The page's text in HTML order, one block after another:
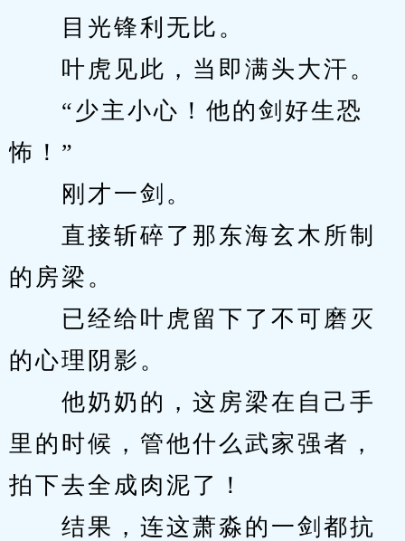
目光锋利无比。
叶虎见此，当即满头大汗。
“少主小心！他的剑好生恐
怖！”
刚才一剑。
直接斩碎了那东海玄木所制
的房梁。
已经给叶虎留下了不可磨灭
的心理阴影。
他奶奶的，这房梁在自己手
里的时候，管他什么武家强者，
拍下去全成肉泥了！
结果，连这萧淼的一剑都抗